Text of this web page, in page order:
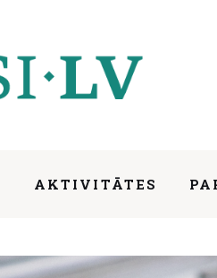
AKTIVITĀTES